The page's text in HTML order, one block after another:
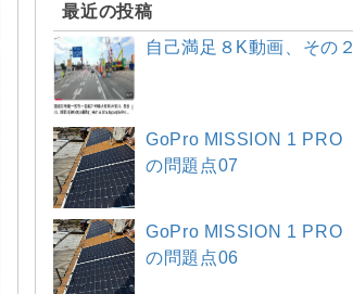
最近の投稿
自己満足８K動画、その２
GoPro MISSION 1 PRO
の問題点07
GoPro MISSION 1 PRO
の問題点06